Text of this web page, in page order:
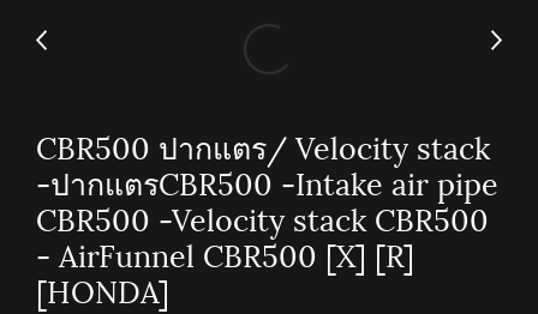
CBR500 ปากแตร/ Velocity stack
-ปากแตรCBR500 -Intake air pipe
CBR500 -Velocity stack CBR500
- AirFunnel CBR500 [X] [R]
[HONDA]